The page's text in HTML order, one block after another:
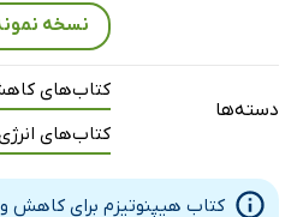
انگیزه خود را پیدا کنید
مراقبه آرامش‌بخش پاکسازی
نحوه انجام مراقبه تصویر بدن
نسخه
دسته‌ها
کتاب‌های
کتاب‌های
کتاب هیپنوتیزم برای کاهش